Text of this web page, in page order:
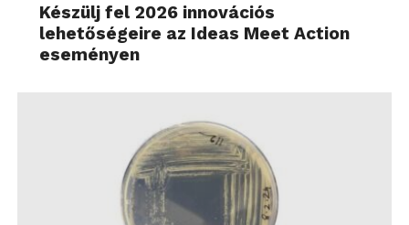
Készülj fel 2026 innovációs
lehetőségeire az Ideas Meet Action
eseményen